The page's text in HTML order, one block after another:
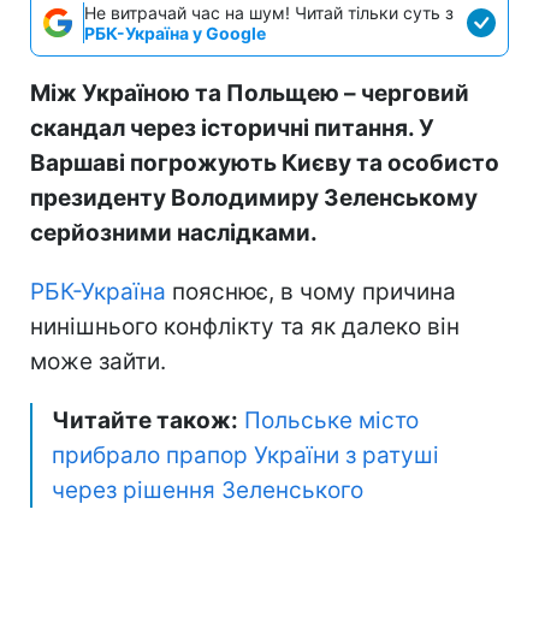
Не витрачай час на шум! Читай тільки суть з
РБК-Україна у Google
Між Україною та Польщею – черговий
скандал через історичні питання. У
Варшаві погрожують Києву та особисто
президенту Володимиру Зеленському
серйозними наслідками.
РБК-Україна пояснює, в чому причина
нинішнього конфлікту та як далеко він
може зайти.
Читайте також: Польське місто
прибрало прапор України з ратуші
через рішення Зеленського